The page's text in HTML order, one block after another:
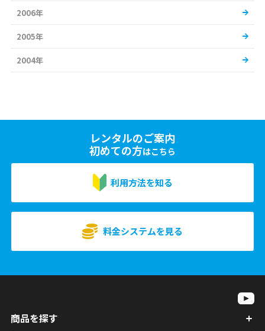
2006年
2005年
2004年
レンタルのご案内
初めての方はこちら
利用方法を知る
料金システムを見る
商品を探す